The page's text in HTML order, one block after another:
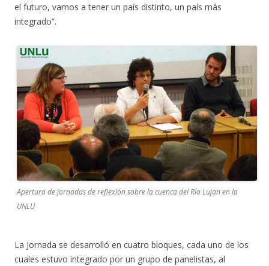
el futuro, vamos a tener un país distinto, un país más
integrado”.
Apertura de jornadas de reflexión sobre la cuenca del Río Lujan en la
UNLU
La Jornada se desarrolló en cuatro bloques, cada uno de los
cuales estuvo integrado por un grupo de panelistas, al